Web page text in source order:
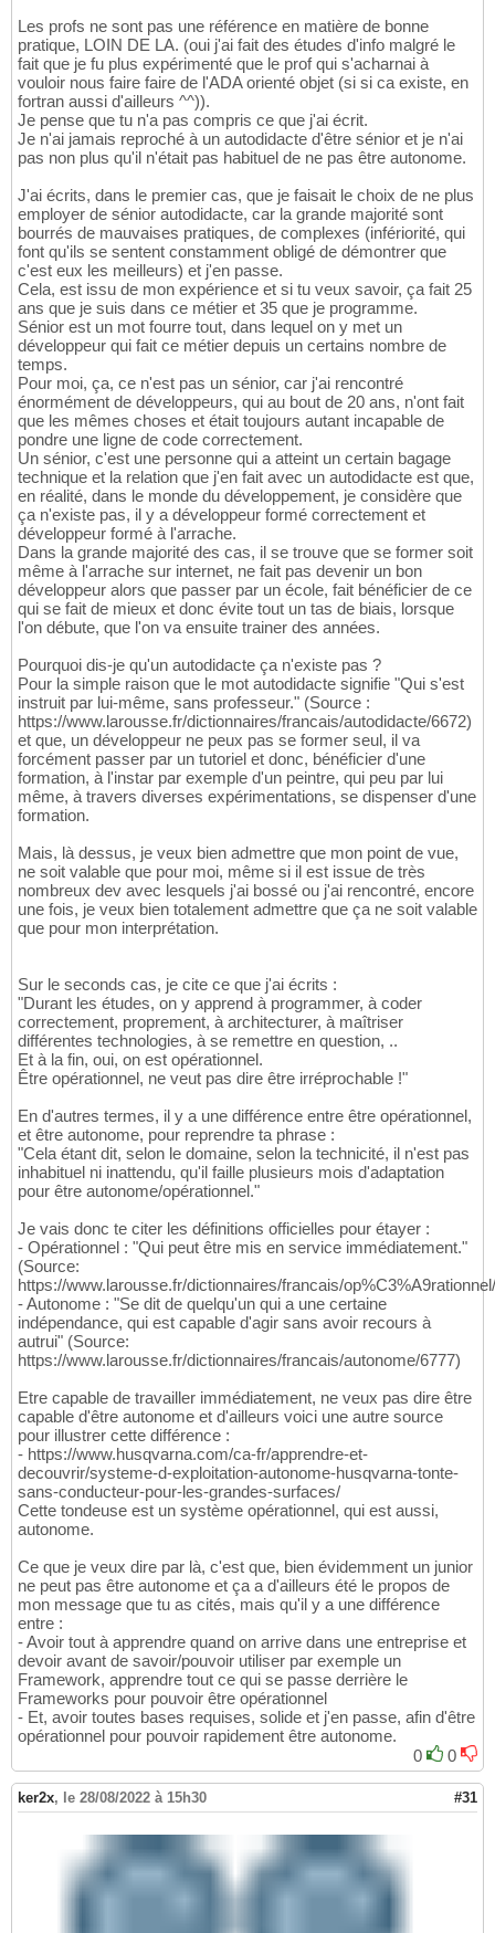
Les profs ne sont pas une référence en matière de bonne
pratique, LOIN DE LA. (oui j'ai fait des études d'info malgré le
fait que je fu plus expérimenté que le prof qui s'acharnai à
vouloir nous faire faire de l'ADA orienté objet (si si ca existe, en
fortran aussi d'ailleurs ^^)).
Je pense que tu n'a pas compris ce que j'ai écrit.
Je n'ai jamais reproché à un autodidacte d'être sénior et je n'ai
pas non plus qu'il n'était pas habituel de ne pas être autonome.
J'ai écrits, dans le premier cas, que je faisait le choix de ne plus
employer de sénior autodidacte, car la grande majorité sont
bourrés de mauvaises pratiques, de complexes (infériorité, qui
font qu'ils se sentent constamment obligé de démontrer que
c'est eux les meilleurs) et j'en passe.
Cela, est issu de mon expérience et si tu veux savoir, ça fait 25
ans que je suis dans ce métier et 35 que je programme.
Sénior est un mot fourre tout, dans lequel on y met un
développeur qui fait ce métier depuis un certains nombre de
temps.
Pour moi, ça, ce n'est pas un sénior, car j'ai rencontré
énormément de développeurs, qui au bout de 20 ans, n'ont fait
que les mêmes choses et était toujours autant incapable de
pondre une ligne de code correctement.
Un sénior, c'est une personne qui a atteint un certain bagage
technique et la relation que j'en fait avec un autodidacte est que,
en réalité, dans le monde du développement, je considère que
ça n'existe pas, il y a développeur formé correctement et
développeur formé à l'arrache.
Dans la grande majorité des cas, il se trouve que se former soit
même à l'arrache sur internet, ne fait pas devenir un bon
développeur alors que passer par un école, fait bénéficier de ce
qui se fait de mieux et donc évite tout un tas de biais, lorsque
l'on débute, que l'on va ensuite trainer des années.
Pourquoi dis-je qu'un autodidacte ça n'existe pas ?
Pour la simple raison que le mot autodidacte signifie "Qui s'est
instruit par lui-même, sans professeur." (Source :
https://www.larousse.fr/dictionnaires/francais/autodidacte/6672)
et que, un développeur ne peux pas se former seul, il va
forcément passer par un tutoriel et donc, bénéficier d'une
formation, à l'instar par exemple d'un peintre, qui peu par lui
même, à travers diverses expérimentations, se dispenser d'une
formation.
Mais, là dessus, je veux bien admettre que mon point de vue,
ne soit valable que pour moi, même si il est issue de très
nombreux dev avec lesquels j'ai bossé ou j'ai rencontré, encore
une fois, je veux bien totalement admettre que ça ne soit valable
que pour mon interprétation.
Sur le seconds cas, je cite ce que j'ai écrits :
"Durant les études, on y apprend à programmer, à coder
correctement, proprement, à architecturer, à maîtriser
différentes technologies, à se remettre en question, ..
Et à la fin, oui, on est opérationnel.
Être opérationnel, ne veut pas dire être irréprochable !"
En d'autres termes, il y a une différence entre être opérationnel,
et être autonome, pour reprendre ta phrase :
"Cela étant dit, selon le domaine, selon la technicité, il n'est pas
inhabituel ni inattendu, qu'il faille plusieurs mois d'adaptation
pour être autonome/opérationnel."
Je vais donc te citer les définitions officielles pour étayer :
- Opérationnel : "Qui peut être mis en service immédiatement."
(Source:
https://www.larousse.fr/dictionnaires/francais/
- Autonome : "Se dit de quelqu'un qui a une certaine
indépendance, qui est capable d'agir sans avoir recours à
autrui" (Source:
https://www.larousse.fr/dictionnaires/francais/autonome/6777)
Etre capable de travailler immédiatement, ne veux pas dire être
capable d'être autonome et d'ailleurs voici une autre source
pour illustrer cette différence :
- https://www.husqvarna.com/ca-fr/apprendre-et-
decouvrir/systeme-d-exploitation-autonome-husqvarna-tonte-
sans-conducteur-pour-les-grandes-surfaces/
Cette tondeuse est un système opérationnel, qui est aussi,
autonome.
Ce que je veux dire par là, c'est que, bien évidemment un junior
ne peut pas être autonome et ça a d'ailleurs été le propos de
mon message que tu as cités, mais qu'il y a une différence
entre :
- Avoir tout à apprendre quand on arrive dans une entreprise et
devoir avant de savoir/pouvoir utiliser par exemple un
Framework, apprendre tout ce qui se passe derrière le
Frameworks pour pouvoir être opérationnel
- Et, avoir toutes bases requises, solide et j'en passe, afin d'être
opérationnel pour pouvoir rapidement être autonome.
0
0
ker2x, le 28/08/2022 à 15h30 #31